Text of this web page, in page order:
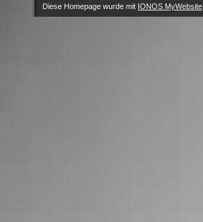
Diese Homepage wurde mit IONOS MyWebsite